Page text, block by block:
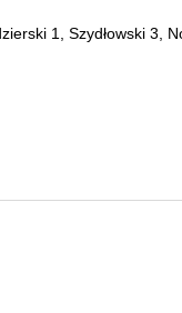
1, Szydłowski 3,